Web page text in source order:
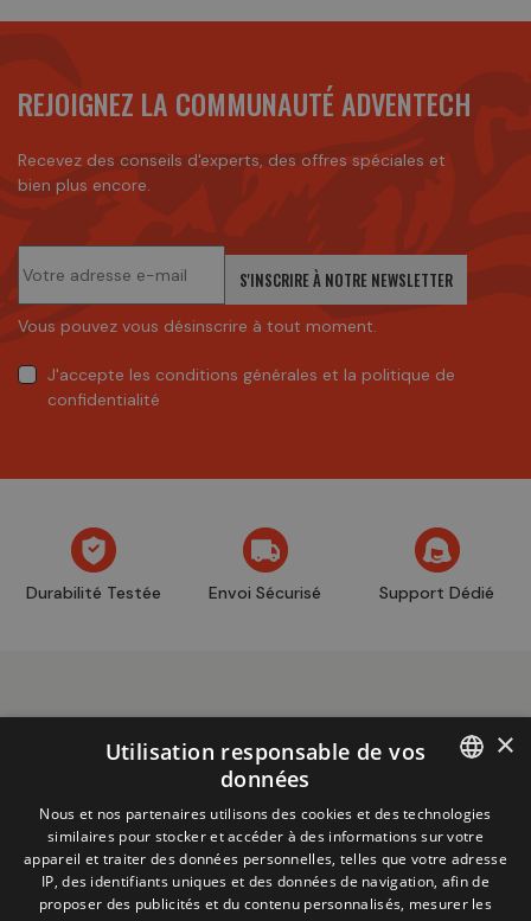
REJOIGNEZ LA COMMUNAUTÉ ADVENTECH
Recevez des conseils d'experts, des offres spéciales et
bien plus encore.
S'INSCRIRE À NOTRE NEWSLETTER
Vous pouvez vous désinscrire à tout moment.
J'accepte les conditions générales et la politique de
confidentialité
Durabilité Testée Envoi Sécurisé Support Dédié
boutique
+32 (0)2 704 93 20
store@adventech.be
Mercuriusstraat 24 - 1930 Zaventem
FRENCH
×
Utilisation responsable de vos
données
Nous et nos partenaires utilisons des cookies et des technologies
similaires pour stocker et accéder à des informations sur votre
appareil et traiter des données personnelles, telles que votre adresse
IP, des identifiants uniques et des données de navigation, afin de
proposer des publicités et du contenu personnalisés, mesurer les